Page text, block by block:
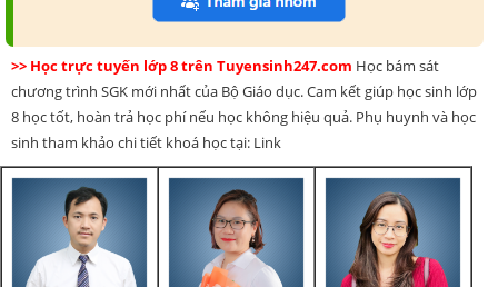
>> Học trực tuyến lớp 8 trên Tuyensinh247.com Học bám sát
chương trình SGK mới nhất của Bộ Giáo dục. Cam kết giúp học sinh lớp
8 học tốt, hoàn trả học phí nếu học không hiệu quả. Phụ huynh và học
sinh tham khảo chi tiết khoá học tại: Link